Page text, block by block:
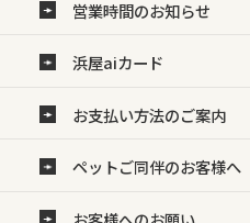
営業時間のお知らせ
浜屋aiカード
お支払い方法のご案内
ペットご同伴のお客様へ